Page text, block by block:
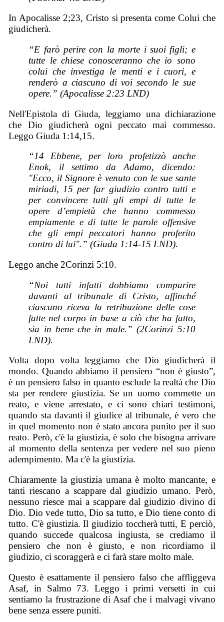
In Apocalisse 2;23, Cristo si presenta come Colui che
giudicherà.
“E farò perire con la morte i suoi figli; e
tutte le chiese conosceranno che io sono
colui che investiga le menti e i cuori, e
renderò a ciascuno di voi secondo le sue
opere.” (Apocalisse 2:23 LND)
Nell'Epistola di Giuda, leggiamo una dichiarazione
che Dio giudicherà ogni peccato mai commesso.
Leggo Giuda 1:14,15.
“14 Ebbene, per loro profetizzò anche
Enok, il settimo da Adamo, dicendo:
"Ecco, il Signore è venuto con le sue sante
miriadi, 15 per far giudizio contro tutti e
per convincere tutti gli empi di tutte le
opere d’empietà che hanno commesso
empiamente e di tutte le parole offensive
che gli empi peccatori hanno proferito
contro di lui".” (Giuda 1:14-15 LND).
Leggo anche 2Corinzi 5:10.
“Noi tutti infatti dobbiamo comparire
davanti al tribunale di Cristo, affinché
ciascuno riceva la retribuzione delle cose
fatte nel corpo in base a ciò che ha fatto,
sia in bene che in male.” (2Corinzi 5:10
LND).
Volta dopo volta leggiamo che Dio giudicherà il
mondo. Quando abbiamo il pensiero “non è giusto”,
è un pensiero falso in quanto esclude la realtà che Dio
sta per rendere giustizia. Se un uomo commette un
reato, e viene arrestato, e ci sono chiari testimoni,
quando sta davanti il giudice al tribunale, è vero che
in quel momento non è stato ancora punito per il suo
reato. Però, c'è la giustizia, è solo che bisogna arrivare
al momento della sentenza per vedere nel suo pieno
adempimento. Ma c'è la giustizia.
Chiaramente la giustizia umana è molto mancante, e
tanti riescano a scappare dal giudizio umano. Però,
nessuno riesce mai a scappare dal giudizio divino di
Dio. Dio vede tutto, Dio sa tutto, e Dio tiene conto di
tutto. C'è giustizia. Il giudizio toccherà tutti, E perciò,
quando succede qualcosa ingiusta, se crediamo il
pensiero che non è giusto, e non ricordiamo il
giudizio, ci scoraggerà e ci farà stare molto male.
Questo è esattamente il pensiero falso che affliggeva
Asaf, in Salmo 73. Leggo i primi versetti in cui
sentiamo la frustrazione di Asaf che i malvagi vivano
bene senza essere puniti.